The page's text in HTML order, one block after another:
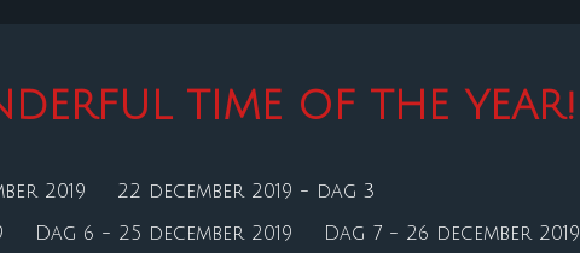
TIME OF THE YEAR!
2019
22 december 2019 - dag 3
Dag 6 - 25 december 2019
Dag 7 - 26 december 2019